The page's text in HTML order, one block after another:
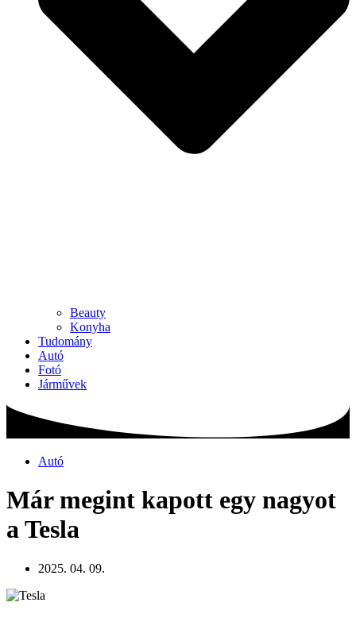
Beauty
Konyha
Tudomány
Autó
Fotó
Járművek
Autó
Már megint kapott egy nagyot
a Tesla
2025. 04. 09.